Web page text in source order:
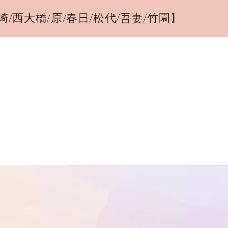
西大橋/原/春日/松代/吾妻/竹園】